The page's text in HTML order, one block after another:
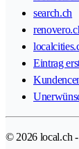
search.ch
Eintrag
© 2026 local.ch